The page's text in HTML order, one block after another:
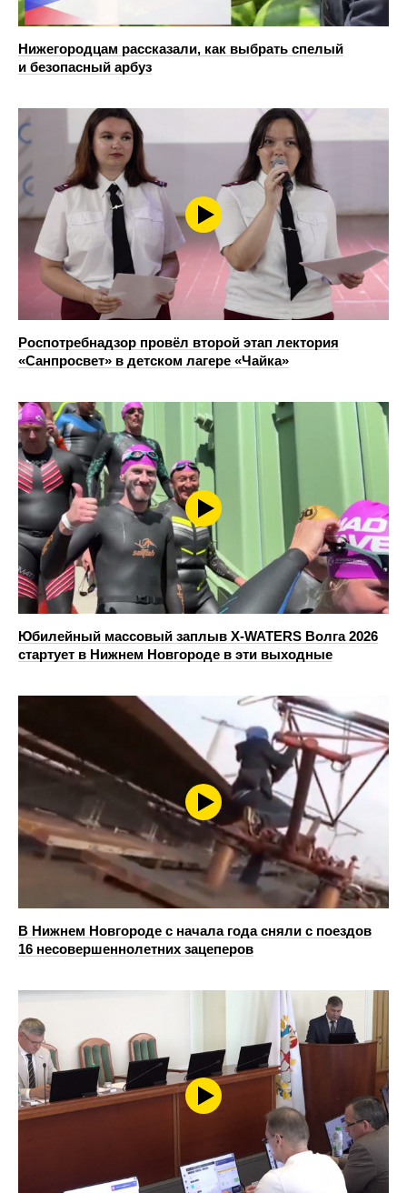
Нижегородцам рассказали, как выбрать спелый
и безопасный арбуз
Роспотребнадзор провёл второй этап лектория
«Санпросвет» в детском лагере «Чайка»
Юбилейный массовый заплыв X-WATERS Волга 2026
стартует в Нижнем Новгороде в эти выходные
В Нижнем Новгороде с начала года сняли с поездов
16 несовершеннолетних зацеперов